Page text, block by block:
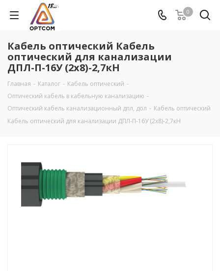
0
Кабель оптический Кабель
оптический для канализации
ДПЛ-П-16У (2х8)-2,7кН
Главная - Каталог - Кабель оптический -
Оптический кабель в кабельную канализацию -
Оптический кабель канализационный дпл, дол - Кабель оптический
Кабель оптический для канализации ДПЛ-П-16У (2х8)-2,7кН